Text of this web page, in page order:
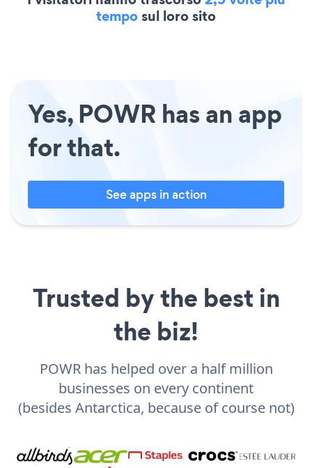
temposul loro sito
Yes, POWR has an app
for that.
See apps in action
Trusted by the best in
the biz!
POWR has helped over a half million
businesses on every continent
(besides Antarctica, because of course not)